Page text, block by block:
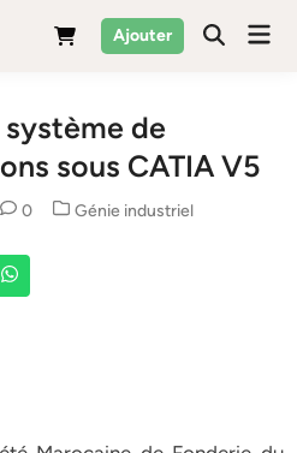
Ajouter
système de
sous CATIA V5
0
Posted
Génie industriel